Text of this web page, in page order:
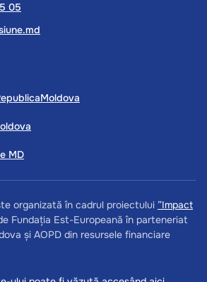
05
MD
organizată în cadrul proiectului ”Impact
Fundația Est-Europeană în parteneriat
și AOPD din resursele financiare